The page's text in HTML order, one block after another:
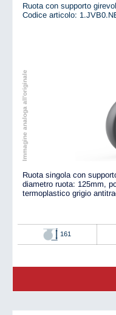
Ruota con supporto
Codice articolo:
Immagine analoga all'originale
Ruota singola con
diametro ruota: 125mm,
termoplastico grigio
161